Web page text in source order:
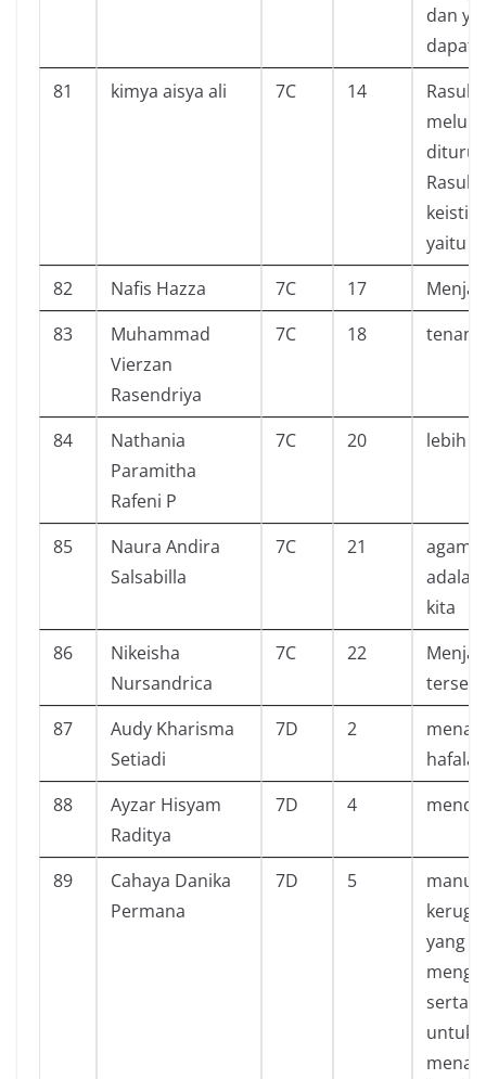
dan
dapat
81
kimya aisya ali 7C 14
yaitu
82
Nafis Hazza 7C 17
83
Muhammad
Vierzan
Rasendriya
7C 18 tenang
84
Nathania
Paramitha
Rafeni P
7C 20 lebih
85
Naura Andira
Salsabilla
7C 21
kita
86
Nikeisha
Nursandrica
7C 22
87
Audy Kharisma
Setiadi
7D 2
hafalan
88
Ayzar Hisyam
Raditya
7D 4
89
Cahaya Danika
Permana
7D 5
yang
serta
untuk